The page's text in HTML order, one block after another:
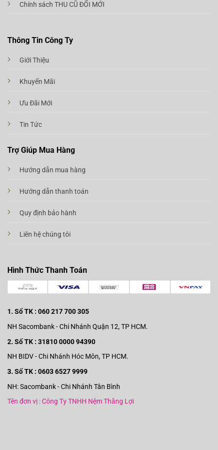
Chính sách THU CŨ ĐỔI MỚI
Thông Tin Công Ty
Giới Thiệu
Khuyến Mãi
Ưu Đãi Mới
Tin Tức
Trợ Giúp Mua Hàng
Hướng dẫn mua hàng
Hướng dẫn thanh toán
Quy định bảo hành
Liên hệ chúng tôi
Hình Thức Thanh Toán
1. Số TK : 060 217 700 305
NH Sacombank - Chi Nhánh Quận 12, TP HCM.
2. Số TK : 31810 0000 94390
NH BIDV - Chi Nhánh Hóc Môn, TP HCM.
3. Số TK : 0603 6527 9999
NH: Sacombank - Chi Nhánh Tân Bình
Tên đơn vị : Công Ty TNHH Nệm Thắng Lợi